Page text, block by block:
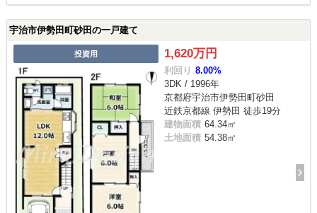
宇治市伊勢田町砂田の一戸建て
投資用 1,620万円
利回り 8.00%
3DK / 1996年
京都府宇治市伊勢田町砂田
近鉄京都線 伊勢田 徒歩19分
建物面積 64.34㎡
土地面積 54.38㎡